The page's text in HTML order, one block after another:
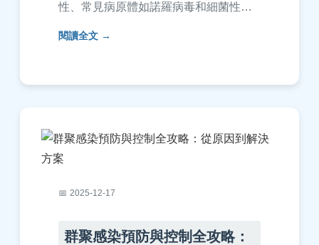
性、常見病原體如諾羅病毒和細菌性腸
治療建議。了解傳播途徑、高風險族群
閱讀全文
2025-12-17
群聚感染預防與控制全攻略：